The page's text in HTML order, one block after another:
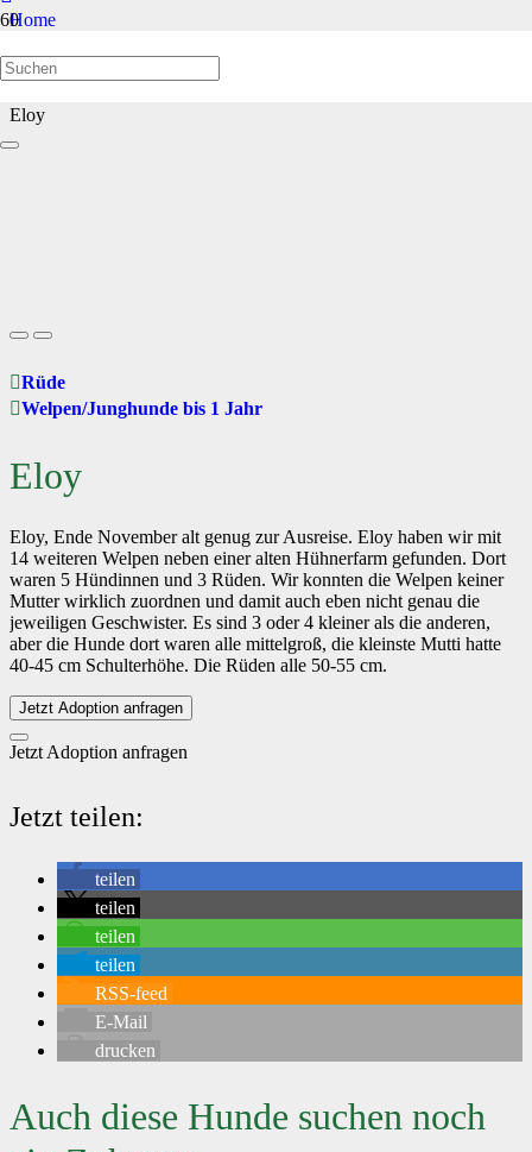
Home
Welpen/Junghunde bis 1 Jahr
Eloy
Rüde
Welpen/Junghunde bis 1 Jahr
Eloy
Eloy, Ende November alt genug zur Ausreise. Eloy haben wir mit
14 weiteren Welpen neben einer alten Hühnerfarm gefunden. Dort
waren 5 Hündinnen und 3 Rüden. Wir konnten die Welpen keiner
Mutter wirklich zuordnen und damit auch eben nicht genau die
jeweiligen Geschwister. Es sind 3 oder 4 kleiner als die anderen,
aber die Hunde dort waren alle mittelgroß, die kleinste Mutti hatte
40-45 cm Schulterhöhe. Die Rüden alle 50-55 cm.
Jetzt Adoption anfragen
Jetzt Adoption anfragen
Jetzt teilen:
teilen
teilen
teilen
teilen
RSS-feed
E-Mail
drucken
Auch diese Hunde suchen noch